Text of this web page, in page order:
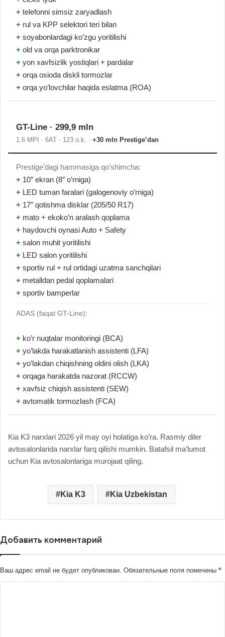
+ telefonni simsiz zaryadlash
+ rul va KPP selektori teri bilan
+ soyabonlardagi ko’zgu yoritilishi
+ old va orqa parktronikar
+ yon xavfsizlik yostiqlari + pardalar
+ orqa osioda diskli tormozlar
+ orqa yo’lovchilar haqida eslatma (ROA)
GT-Line · 299,9 mln
1.6 MPI · 6AT · 123 o.k. · +30 mln Prestige’dan
Prestige’dagi hammasiga qo’shimcha:
+ 10″ ekran (8″ o’rniga)
+ LED tuman faralari (galogenoviy o’rniga)
+ 17″ qotishma disklar (205/50 R17)
+ mato + ekoko’n aralash qoplama
+ haydovchi oynasi Auto + Safety
+ salon muhit yoritilishi
+ LED salon yoritilishi
+ sportiv rul + rul ortidagi uzatma sanchqilari
+ metalldan pedal qoplamalari
+ sportiv bamperlar
ADAS (faqat GT-Line):
+ ko’r nuqtalar monitoringi (BCA)
+ yo’lakda harakatlanish assistenti (LFA)
+ yo’lakdan chiqishning oldini olish (LKA)
+ orqaga harakatda nazorat (RCCW)
+ xavfsiz chiqish assistenti (SEW)
+ avtomatik tormozlash (FCA)
Kia K3 narxlari 2026 yil may oyi holatiga ko’ra. Rasmiy diler
avtosalonlarida narxlar farq qilishi mumkin. Batafsil ma’lumot
uchun Kia avtosalonlariga murojaat qiling.
Kia K3 Kia Uzbekistan
Добавить комментарий
Ваш адрес email не будет опубликован. Обязательные поля помечены *